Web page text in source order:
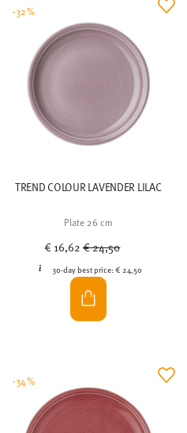
TREND COLOUR LAVENDER LILAC
Plate 26 cm
€ 16,62Price reduced from
€ 24,50
30-day best price: € 24,50
-32%
-34%